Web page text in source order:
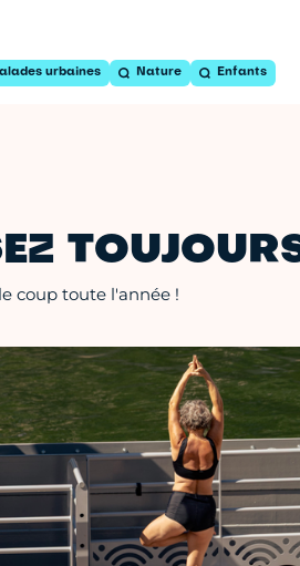
urbaines Nature Enfants
coup toute l'année !